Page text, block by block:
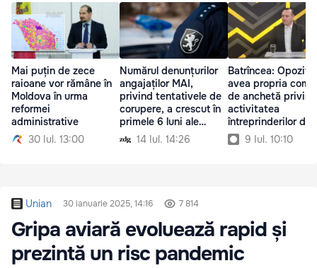
Mai puțin de zece
raioane vor rămâne în
Moldova în urma
reformei
administrative
30 Iul. 13:00
Numărul denunțurilor
angajaților MAI,
privind tentativele de
corupere, a crescut în
primele 6 luni ale
anului14 Iul. 14:26
Batrîncea:
avea propria
de anchetă privind
activitatea
întreprinderilor de
9 Iul. 10:10
Unian 30 ianuarie 2025, 14:16 7 814
Gripa aviară evoluează rapid și
prezintă un risc pandemic